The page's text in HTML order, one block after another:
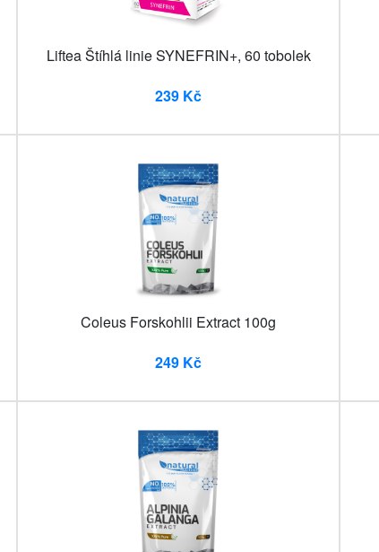
Liftea Štíhlá linie SYNEFRIN+, 60 tobolek
239 Kč
Coleus Forskohlii Extract 100g
249 Kč